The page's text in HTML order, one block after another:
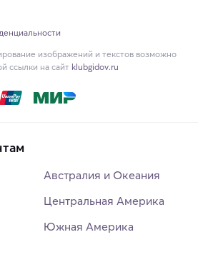
изображений и текстов возможно
ссылки на сайт klubgidov.ru
Австралия и Океания
Центральная Америка
Южная Америка